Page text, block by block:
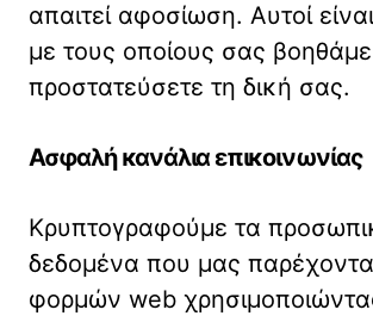
απαιτεί αφοσίωση. Αυτοί
με τους οποίους σας
προστατεύσετε τη δική σας.
Ασφαλή κανάλια επικοινωνίας
Κρυπτογραφούμε τα
δεδομένα που μας
φορμών web